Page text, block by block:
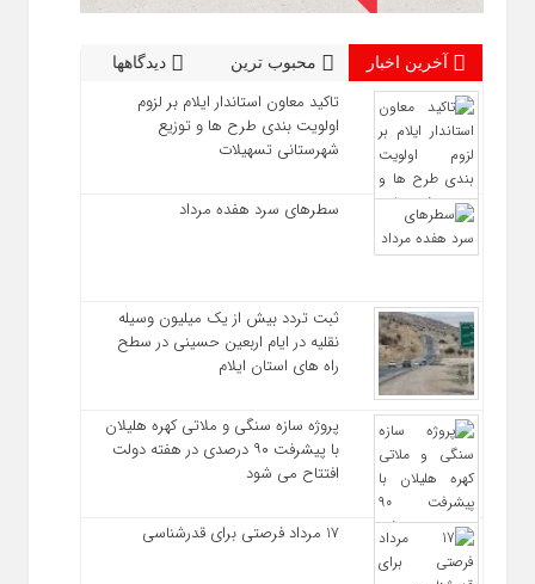
آخرین اخبار محبوب ترین دیدگاهها
تاکید معاون استاندار ایلام بر لزوم
اولویت‌ بندی طرح‌ ها و توزیع
شهرستانی تسهیلات
سطرهای سرد هفده مرداد
ثبت تردد بیش از یک میلیون وسیله
نقلیه در ایام اربعین حسینی در سطح
راه‌ های استان ایلام
پروژه سازه سنگی و ملاتی کهره هلیلان
با پیشرفت ۹۰ درصدی در هفته دولت
افتتاح می شود
17 مرداد فرصتی برای قدرشناسی